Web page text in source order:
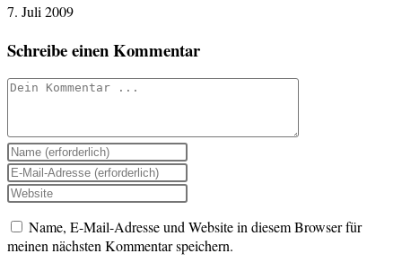
7. Juli 2009
Schreibe einen Kommentar
Kommentieren
Gib
deinen
Namen
oder
Benutzernamen
zum
Gib
deine
E-
Mail-
Adresse
Gib
Website-
URL
Name, E-Mail-Adresse und Website in diesem Browser für
meinen nächsten Kommentar speichern.